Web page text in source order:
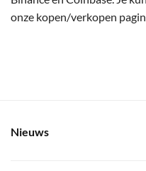
onze kopen/verkopen
Nieuws